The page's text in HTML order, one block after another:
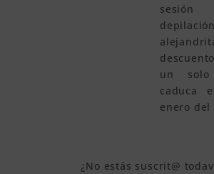
un
caduca
enero del
¿No estás suscrit@